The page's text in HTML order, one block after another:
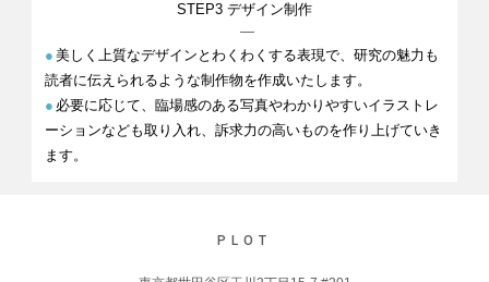
STEP3 デザイン制作
● 美しく上質なデザインとわくわくする表現で、研究の魅力も
読者に伝えられるような制作物を作成いたします。
● 必要に応じて、臨場感のある写真やわかりやすいイラストレ
ーションなども取り入れ、訴求力の高いものを作り上げていき
ます。
PLOT